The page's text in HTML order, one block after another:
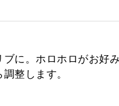
に。ホロホロがお好
整します。